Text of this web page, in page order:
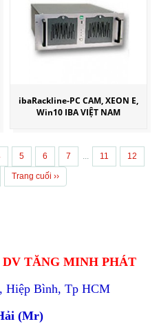
ibaRackline-PC CAM, XEON E,
Win10 IBA VIỆT NAM
5 6 7 ... 11 12
Trang cuối ››
TĂNG MINH PHÁT
Hiệp Bình, Tp HCM
(Mr)